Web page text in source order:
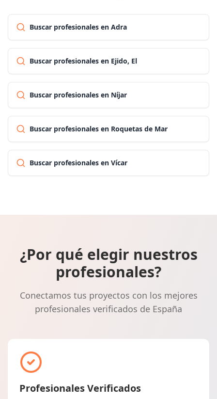
Buscar profesionales en Adra
Buscar profesionales en Ejido, El
Buscar profesionales en Níjar
Buscar profesionales en Roquetas de Mar
Buscar profesionales en Vícar
¿Por qué elegir nuestros
profesionales?
Conectamos tus proyectos con los mejores
profesionales verificados de España
Profesionales Verificados